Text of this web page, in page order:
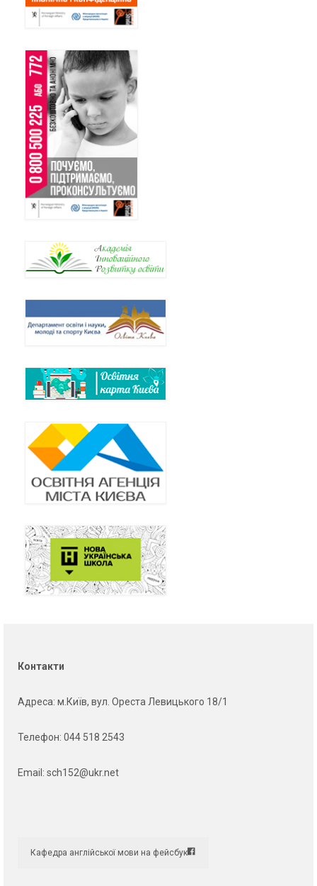
Контакти
Адреса: м.Київ, вул. Ореста Левицького 18/1
Телефон: 044 518 2543
Email: sch152@ukr.net
Кафедра англійської мови на фейсбук